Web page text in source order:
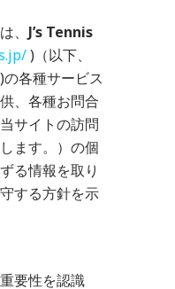
、 J’s Tennis
)（以下、
の各種サービス
、各種お問合
サイトの訪問
ます。）の個
る情報を取り
する方針を示
要性を認識